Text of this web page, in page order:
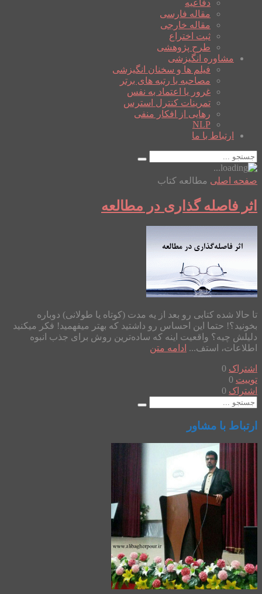
دفاعیه
مقاله فارسی
مقاله خارجی
ثبت اختراع
طرح پژوهشی
مشاوره انگیزشی
فیلم ها و سخنان انگیزشی
مصاحبه با رتبه های برتر
غرور یا اعتماد به نفس
تمرینات کنترل استرس
رهایی از افکار منفی
NLP
ارتباط با ما
صفحه اصلی مطالعه کتاب
اثر فاصله گذاری در مطالعه
تا حالا شده کتابی رو بعد از یه مدت (کوتاه یا طولانی) دوباره
بخونید؟! حتما این احساس رو داشتید که بهتر میفهمید! فکر میکنید
دلیلش چیه؟ واقعیت اینه که ساده‌ترین روش برای جذب انبوه
اطلاعات، استف... ادامه متن
اشتراک 0
توییت 0
اشتراک 0
ارتباط با مشاور